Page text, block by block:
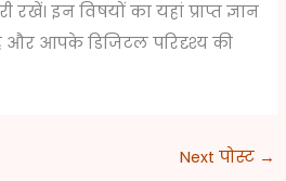
रखें। इन विषयों का यहां प्राप्त ज्ञान
आपके डिजिटल परिदृश्य की
Next पोस्ट →